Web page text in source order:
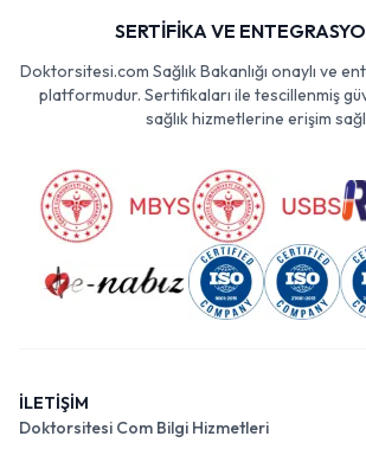
SERTİFİKA VE
Doktorsitesi.com Sağlık Bakanlığı onaylı ve
platformudur. Sertifikaları ile tescillenmiş
sağlık hizmetlerine erişim
İLETİŞİM
Doktorsitesi Com Bilgi Hizmetleri